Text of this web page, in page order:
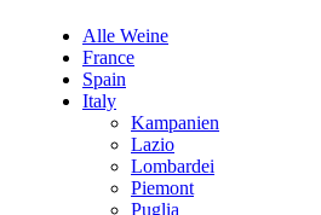
Alle Weine
France
Spain
Italy
Kampanien
Lazio
Lombardei
Piemont
Puglia